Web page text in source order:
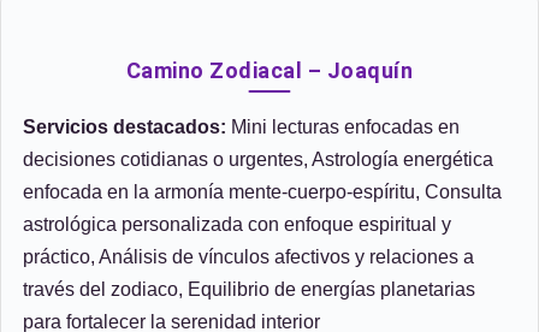
Camino Zodiacal – Joaquín
Servicios destacados: Mini lecturas enfocadas en
decisiones cotidianas o urgentes, Astrología energética
enfocada en la armonía mente-cuerpo-espíritu, Consulta
astrológica personalizada con enfoque espiritual y
práctico, Análisis de vínculos afectivos y relaciones a
través del zodiaco, Equilibrio de energías planetarias
para fortalecer la serenidad interior